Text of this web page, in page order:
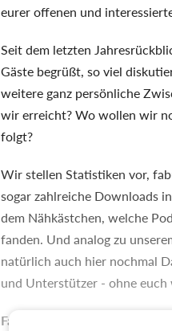
eurer offenen und
Seit dem letzten
Gäste begrüßt, so viel
weitere ganz persönliche
wir erreicht? Wo wollen wir
folgt?
Wir stellen Statistiken vor,
sogar zahlreiche Downloads
dem Nähkästchen, welche
fanden. Und analog zu
natürlich auch hier nochmal
und Unterstützer - ohne euch
Falls ihr Wünsche für 2019 habt